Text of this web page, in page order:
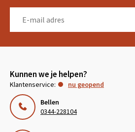
Kunnen we je helpen?
Klantenservice:
nu geopend
Bellen
0344-228104